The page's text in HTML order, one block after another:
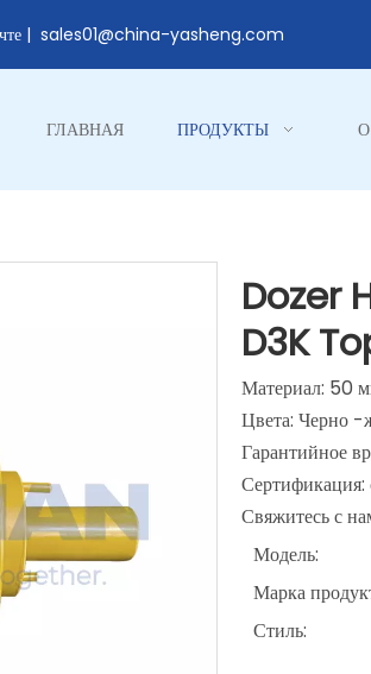
| sales01@china-yasheng.com
ГЛАВНАЯ ПРОДУКТЫ
Dozer
D3K
Материал: 50
Цвета: Черно -
Гарантийное
Сертификация:
Свяжитесь с
Модель:
Марка
Стиль: